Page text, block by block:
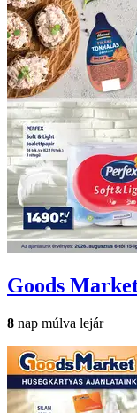
Goods
8 nap múlva lejár